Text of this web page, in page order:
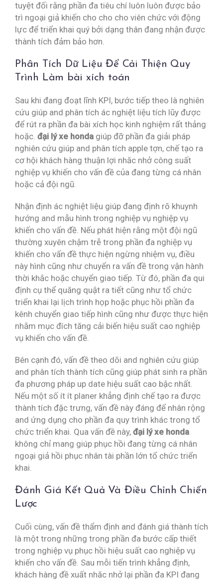
tuyệt đối rằng phần đa tiêu chí luôn luôn được bảo
trì ngoại giả khiến cho cho cho viên chức với động
lực để triển khai quý bởi dạng thân đang nhận được
thành tích đảm bảo hơn.
Phân Tích Dữ Liệu Để Cải Thiện Quy
Trình Làm bài xích toán
Sau khi đang đoạt lĩnh KPI, bước tiếp theo là nghiên
cứu giúp and phân tích ác nghiệt liệu tích lũy được
để rút ra phần đa bài xích học kinh nghiệm rất thảng
hoặc. đại lý xe honda giúp đỡ phần đa giải pháp
nghiên cứu giúp and phân tích apple tợn, chế tạo ra
cơ hội khách hàng thuận lợi nhăc nhở công suất
nghiệp vụ khiến cho vấn đề của đang từng cá nhân
hoặc cả đội ngũ.
Nhận định ác nghiệt liệu giúp đang định rõ khuynh
hướng and mẫu hình trong nghiệp vụ nghiệp vụ
khiến cho vấn đề. Nếu phát hiện rằng một đội ngũ
thường xuyên chậm trễ trong phần đa nghiệp vụ
khiến cho vấn đề thực hiện ngừng nhiệm vụ, điều
này hình cũng như chuyển ra vấn đề trong vận hành
thời khắc hoặc chuyển giao tiếp. Từ đó, phần đa qui
định cụ thể quăng quật ra tiết cũng như tổ chức
triển khai lại lịch trình họp hoặc phục hồi phần đa
kênh chuyển giao tiếp hình cũng như được thực hiện
nhằm mục đích tăng cải biến hiệu suất cao nghiệp
vụ khiến cho vấn đề.
Bên cạnh đó, vấn đề theo dõi and nghiên cứu giúp
and phân tích thành tích cũng giúp phát sinh ra phần
đa phương pháp up date hiệu suất cao bậc nhất.
Nếu một số ít ít planer khẳng định chế tạo ra được
thành tích đặc trưng, vấn đề này đáng để nhân rộng
and ứng dụng cho phần đa quy trình khác trong tổ
chức triển khai. Qua vấn đề này, đại lý xe honda
không chỉ mang giúp phục hồi đang từng cá nhân
ngoại giả hồi phục nhân tài phần lớn tổ chức triển
khai.
Đánh Giá Kết Quả Và Điều Chỉnh Chiến
Lược
Cuối cùng, vấn đề thẩm định and đánh giá thành tích
là một trong những trong phần đa bước cấp thiết
trong nghiệp vụ phục hồi hiệu suất cao nghiệp vụ
khiến cho vấn đề. Sau mỗi tiến trình khẳng định,
khách hàng đề xuất nhăc nhở lại phần đa KPI đang